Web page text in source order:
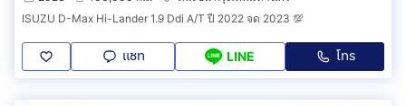
ISUZU D-Max Hi-Lander 1.9 Ddi A/T ปี 2022 จด 2023 💯
แชท LINE โทร